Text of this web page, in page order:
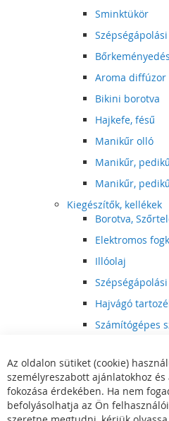
Sminktükör
Aroma diffúzor
Bikini borotva
Hajkefe, fésű
Manikűr olló
Manikűr,
Manikűr,
Kiegészítők, kellékek
Borotva,
Elektromos
Illóolaj
Hajvágó
Számítógépes
Hajvágó
Szórakoztató elektronika
Multimédia
DVD, BluRay
Az oldalon sütiket (cookie)
személyreszabott ajánlatokhoz
fokozása érdekében. Ha nem
befolyásolhatja az Ön